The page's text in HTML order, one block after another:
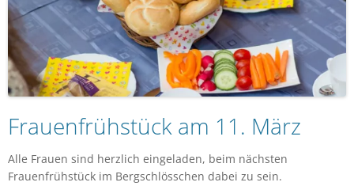
Frauenfrühstück am 11. März
Alle Frauen sind herzlich eingeladen, beim nächsten
Frauenfrühstück im Bergschlösschen dabei zu sein.